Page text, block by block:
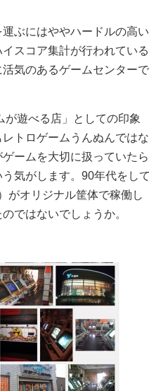
ぶにはややハードルの高い
スコア集計が行われている
気のあるゲームセンターで
が遊べる店」としての印象
トロゲームうんぬんではな
ームを大切に扱っていたら
気がします。90年代をして
がオリジナル筐体で稼働し
ではないでしょうか。